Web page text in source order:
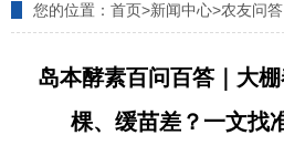
您的位置： 首页>新闻中心>农友问答
岛本酵素百问百答｜大
棵、缓苗差？一文找